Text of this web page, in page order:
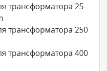
трансформатора 25-
трансформатора 250
трансформатора 400